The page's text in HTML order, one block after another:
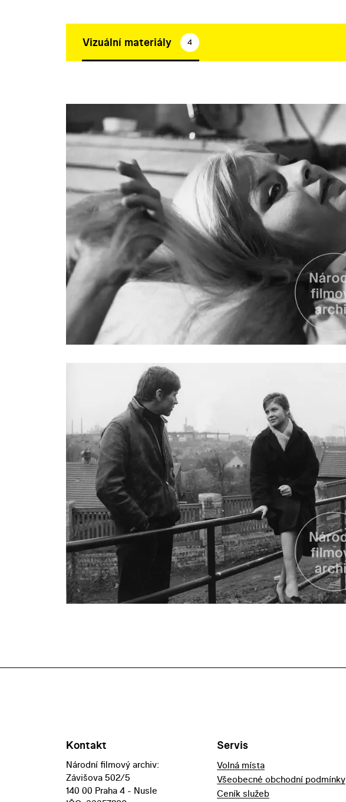
Vizuální materiály 4
Kontakt
Národní filmový archiv:
Závišova 502/5
140 00 Praha 4 - Nusle
Servis
Volná místa
Všeobecné obchodní podmínky
Ceník služeb